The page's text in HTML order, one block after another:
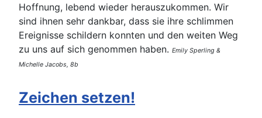
Hoffnung, lebend wieder herauszukommen. Wir
sind ihnen sehr dankbar, dass sie ihre schlimmen
Ereignisse schildern konnten und den weiten Weg
zu uns auf sich genommen haben. Emily Sperling &
Michelle Jacobs, 8b
Zeichen setzen!